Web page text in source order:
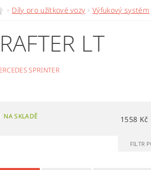
VOZY DÍLY PRO
Díly pro užítkové vozy Výfukový systém
LT
SPRINTER
NA SKLADĚ 1558 Kč
FILTR